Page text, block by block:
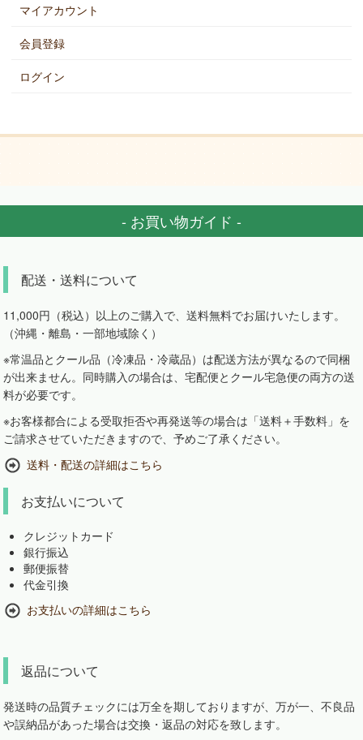
マイアカウント
会員登録
ログイン
- お買い物ガイド -
配送・送料について
11,000円（税込）以上のご購入で、送料無料でお届けいたします。
（沖縄・離島・一部地域除く）
※常温品とクール品（冷凍品・冷蔵品）は配送方法が異なるので同梱
が出来ません。同時購入の場合は、宅配便とクール宅急便の両方の送
料が必要です。
※お客様都合による受取拒否や再発送等の場合は「送料＋手数料」を
ご請求させていただきますので、予めご了承ください。
送料・配送の詳細はこちら
お支払いについて
クレジットカード
銀行振込
郵便振替
代金引換
お支払いの詳細はこちら
返品について
発送時の品質チェックには万全を期しておりますが、万が一、不良品
や誤納品があった場合は交換・返品の対応を致します。